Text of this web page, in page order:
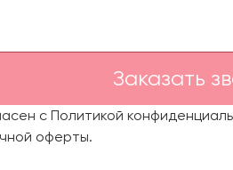
Заказать
с Политикой
оферты.